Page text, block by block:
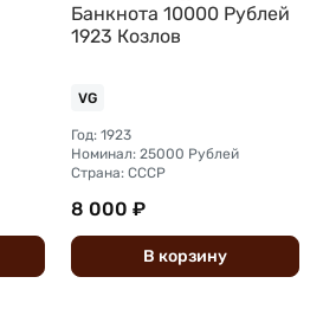
Банкнота 10000 Рублей
1923 Козлов
VG
Год: 1923
Номинал: 25000 Рублей
Страна: СССР
8 000 ₽
В корзину